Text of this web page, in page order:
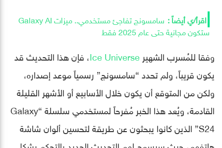
سامسونج تفاجئ مستخدمي.. ميزات Galaxy AI
ستكون مجانية حتى عام 2025 فقط
وفقا للمُسرب الشهير Ice Universe، فإن هذا التحديث قد
يكون قريباً، ولم تحدد “سامسونج” رسمياً موعد إصداره،
ولكن من المتوقع أن يكون خلال الأسابيع أو الأشهر القليلة
القادمة، ويُعد هذا الخبر مُفرحاً لمستخدمي سلسلة “Galaxy
S24” الذين كانوا يبحثون عن طريقة لتحسين ألوان شاشة